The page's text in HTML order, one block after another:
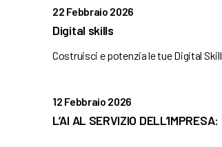
22 Febbraio 2026
Digital skills
Costruisci e potenzia le tue Digital
12 Febbraio 2026
L’AI AL SERVIZIO